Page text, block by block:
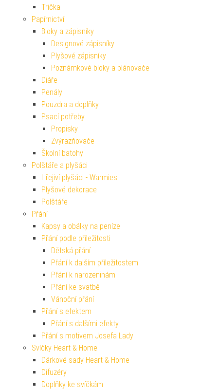
Trička
Papírnictví
Bloky a zápisníky
Designové zápisníky
Plyšové zápisníky
Poznámkové bloky a plánovače
Diáře
Penály
Pouzdra a doplňky
Psací potřeby
Propisky
Zvýrazňovače
Školní batohy
Polštáře a plyšáci
Hřejiví plyšáci - Warmies
Plyšové dekorace
Polštáře
Přání
Kapsy a obálky na peníze
Přání podle příležitosti
Dětská přání
Přání k dalším příležitostem
Přání k narozeninám
Přání ke svatbě
Vánoční přání
Přání s efektem
Přání s dalšími efekty
Přání s motivem Josefa Lady
Svíčky Heart & Home
Dárkové sady Heart & Home
Difuzéry
Doplňky ke svíčkám